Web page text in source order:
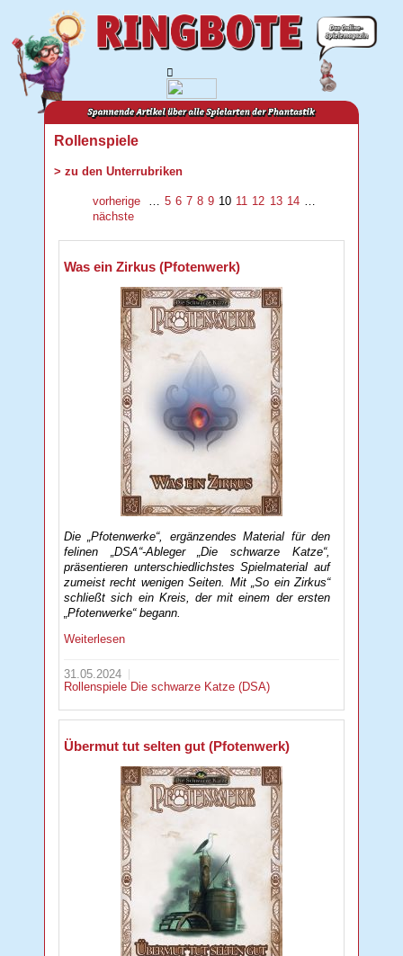
Rollenspiele
> zu den Unterrubriken
vorherige … 5 6 7 8 9 10 11 12 13 14 …
nächste
Was ein Zirkus (Pfotenwerk)
Die „Pfotenwerke“, ergänzendes Material für den
felinen „DSA“-Ableger „Die schwarze Katze“,
präsentieren unterschiedlichstes Spielmaterial auf
zumeist recht wenigen Seiten. Mit „So ein Zirkus“
schließt sich ein Kreis, der mit einem der ersten
„Pfotenwerke“ begann.
Weiterlesen
31.05.2024
Rollenspiele Die schwarze Katze (DSA)
Übermut tut selten gut (Pfotenwerk)